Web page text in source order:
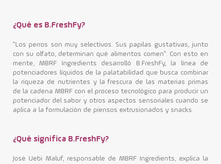
¿Qué es B.FreshFy?
"Los perros son muy selectivos. Sus papilas gustativas, junto
con su olfato, determinan qué alimentos comen". Con esto en
mente, MBRF Ingredients desarrolló B.FreshFy, la línea de
potenciadores líquidos de la palatabilidad que busca combinar
la riqueza de nutrientes y la frescura de las materias primas
de la cadena MBRF con el proceso tecnológico para producir un
potenciador del sabor y otros aspectos sensoriales cuando se
aplica a la formulación de piensos extrusionados y snacks.
¿Qué significa B.FreshFy?
José Uebi Maluf, responsable de MBRF Ingredients, explica la